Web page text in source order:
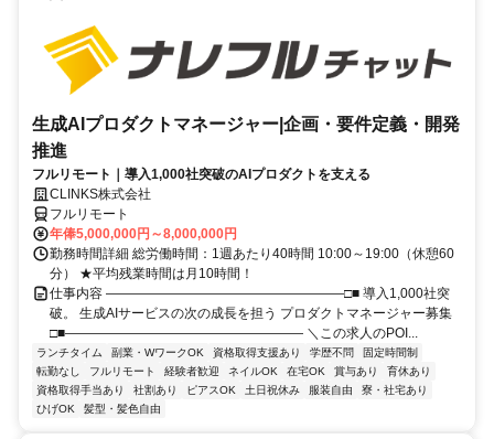
生成AIプロダクトマネージャー|企画・要件定義・開発
推進
フルリモート｜導入1,000社突破のAIプロダクトを支える
CLINKS株式会社
フルリモート
年俸5,000,000円～8,000,000円
勤務時間詳細 総労働時間：1週あたり40時間 10:00～19:00（休憩60
分） ★平均残業時間は月10時間！
仕事内容 ――――――――――――――――――□■ 導入1,000社突
破。 生成AIサービスの次の成長を担う プロダクトマネージャー募集
□■―――――――――――――――――― ＼この求人のPOI...
ランチタイム 副業・WワークOK 資格取得支援あり 学歴不問
固定時間制
転勤なし
フルリモート 経験者歓迎 ネイルOK 在宅OK 賞与あり
育休あり
資格取得手当あり
社割あり ピアスOK 土日祝休み 服装自由
寮・社宅あり
ひげOK
髪型・髪色自由